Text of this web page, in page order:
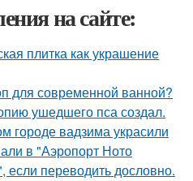
на сайте:
плитка как украшение
для современной ванной?
ушедшего пса создал.
городе вадзима украсили
в "Аэропорт Ното
переводить дословно.